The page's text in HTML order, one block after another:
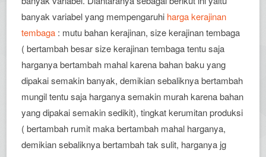
banyak variabel yang mempengaruhi harga kerajinan
tembaga : mutu bahan kerajinan, size kerajinan tembaga
( bertambah besar size kerajinan tembaga tentu saja
harganya bertambah mahal karena bahan baku yang
dipakai semakin banyak, demikian sebaliknya bertambah
mungil tentu saja harganya semakin murah karena bahan
yang dipakai semakin sedikit), tingkat kerumitan produksi
( bertambah rumit maka bertambah mahal harganya,
demikian sebaliknya bertambah tak sulit, harganya jg